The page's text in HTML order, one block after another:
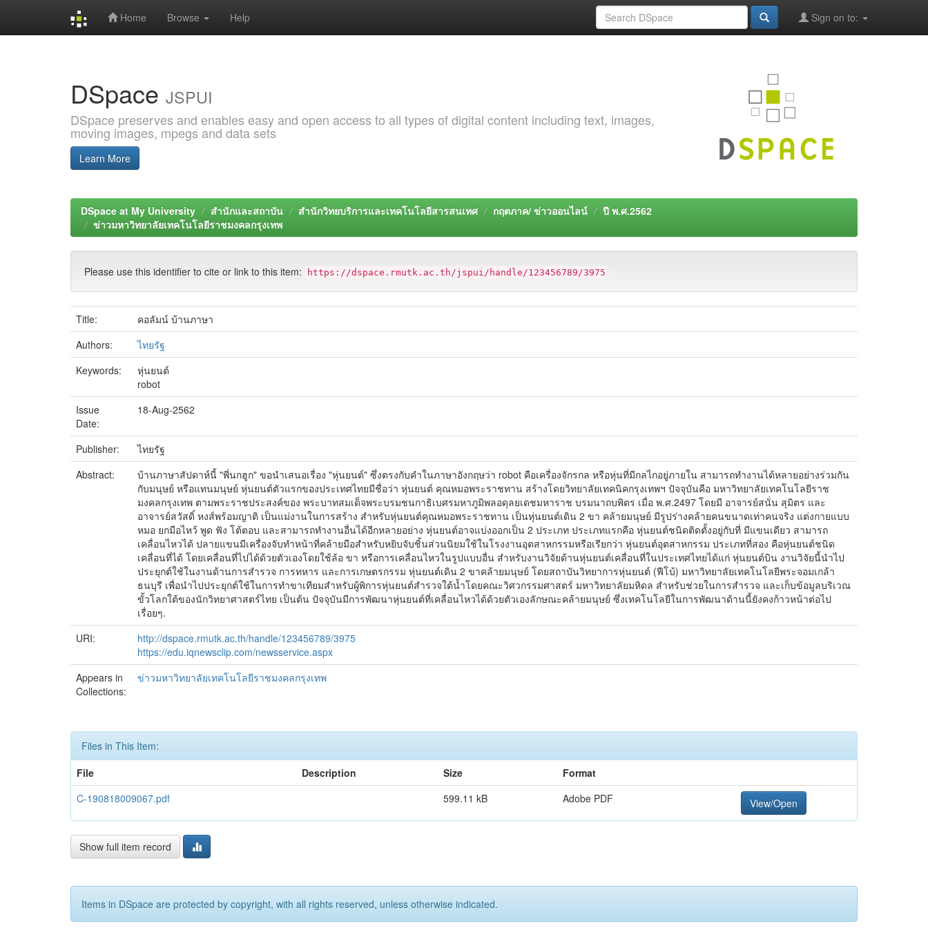
Home Browse Help Sign on to:
DSpace JSPUI
DSpace preserves and enables easy and open access to all types of digital content including text, images,
moving images, mpegs and data sets
Learn More
DSpace at My University สำนักและสถาบัน สำนักวิทยบริการและเทคโนโลยีสารสนเทศ กฤตภาค/ ข่าวออนไลน์
ปี พ.ศ.2562
ข่าวมหาวิทยาลัยเทคโนโลยีราชมงคลกรุงเทพ
Please use this identifier to cite or link to this item: https://dspace.rmutk.ac.th/jspui/handle/123456789/3975
Title:
คอลัมน์ บ้านภาษา
Authors:
ไทยรัฐ
Keywords:
หุ่นยนต์
robot
Issue
Date:
18-Aug-2562
Publisher:
ไทยรัฐ
Abstract:
บ้านภาษาสัปดาห์นี้ "พี่นกฮูก" ขอนำเสนอเรื่อง "หุ่นยนต์" ซึ่งตรงกับคำในภาษาอังกฤษว่า robot คือเครื่องจักรกล หรือหุ่นที่มีกลไกอยู่ภายใน สามารถทำงานได้หลายอย่างร่วมกัน
กับมนุษย์ หรือแทนมนุษย์ หุ่นยนต์ตัวแรกของประเทศไทยมีชื่อว่า หุ่นยนต์ คุณหมอพระราชทาน สร้างโดยวิทยาลัยเทคนิคกรุงเทพฯ ปัจจุบันคือ มหาวิทยาลัยเทคโนโลยีราช
มงคลกรุงเทพ ตามพระราชประสงค์ของ พระบาทสมเด็จพระบรมชนกาธิเบศรมหาภูมิพลอดุลยเดชมหาราช บรมนาถบพิตร เมื่อ พ.ศ.2497 โดยมี อาจารย์สนั่น สุมิตร และ
อาจารย์สวัสดิ์ หงส์พร้อมญาติ เป็นแม่งานในการสร้าง สำหรับหุ่นยนต์คุณหมอพระราชทาน เป็นหุ่นยนต์เดิน 2 ขา คล้ายมนุษย์ มีรูปร่างคล้ายคนขนาดเท่าคนจริง แต่งกายแบบ
หมอ ยกมือไหว้ พูด ฟัง โต้ตอบ และสามารถทำงานอื่นได้อีกหลายอย่าง หุ่นยนต์อาจแบ่งออกเป็น 2 ประเภท ประเภทแรกคือ หุ่นยนต์ชนิดติดตั้งอยู่กับที่ มีแขนเดียว สามารถ
เคลื่อนไหวได้ ปลายแขนมีเครื่องจับทำหน้าที่คล้ายมือสำหรับหยิบจับชิ้นส่วนนิยมใช้ในโรงงานอุตสาหกรรมหรือเรียกว่า หุ่นยนต์อุตสาหกรรม ประเภทที่สอง คือหุ่นยนต์ชนิด
เคลื่อนที่ได้ โดยเคลื่อนที่ไปได้ด้วยตัวเองโดยใช้ล้อ ขา หรือการเคลื่อนไหวในรูปแบบอื่น สำหรับงานวิจัยด้านหุ่นยนต์เคลื่อนที่ในประเทศไทยได้แก่ หุ่นยนต์บิน งานวิจัยนี้นำไป
ประยุกต์ใช้ในงานด้านการสำรวจ การทหาร และการเกษตรกรรม หุ่นยนต์เดิน 2 ขาคล้ายมนุษย์ โดยสถาบันวิทยาการหุ่นยนต์ (ฟีโบ้) มหาวิทยาลัยเทคโนโลยีพระจอมเกล้า
ธนบุรี เพื่อนำไปประยุกต์ใช้ในการทำขาเทียมสำหรับผู้พิการหุ่นยนต์สำรวจใต้น้ำโดยคณะวิศวกรรมศาสตร์ มหาวิทยาลัยมหิดล สำหรับช่วยในการสำรวจ และเก็บข้อมูลบริเวณ
ขั้วโลกใต้ของนักวิทยาศาสตร์ไทย เป็นต้น ปัจจุบันมีการพัฒนาหุ่นยนต์ที่เคลื่อนไหวได้ด้วยตัวเองลักษณะคล้ายมนุษย์ ซึ่งเทคโนโลยีในการพัฒนาด้านนี้ยังคงก้าวหน้าต่อไป
เรื่อยๆ.
URI:
http://dspace.rmutk.ac.th/handle/123456789/3975
https://edu.iqnewsclip.com/newsservice.aspx
Appears in
Collections:
ข่าวมหาวิทยาลัยเทคโนโลยีราชมงคลกรุงเทพ
Files in This Item:
File
Description Size
Format
C-190818009067.pdf
599.11 kB Adobe PDF View/Open
Show full item record
Items in DSpace are protected by copyright, with all rights reserved, unless otherwise indicated.